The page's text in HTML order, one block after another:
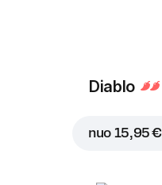
Diablo
nuo 15,95 €